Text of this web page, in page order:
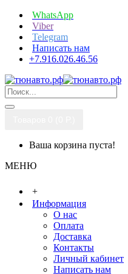
WhatsApp
Viber
Telegram
Написать нам
+7.916.026.46.56
Ваша корзина пуста!
МЕНЮ
+
Информация
О нас
Оплата
Доставка
Контакты
Личный кабинет
Написать нам